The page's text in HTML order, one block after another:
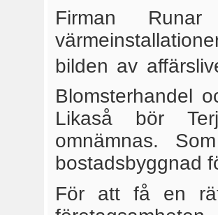
Firman
bilden av
Blomsterhandel
Likaså bör
omnämnas.
bostadsbyggnad
För att få en